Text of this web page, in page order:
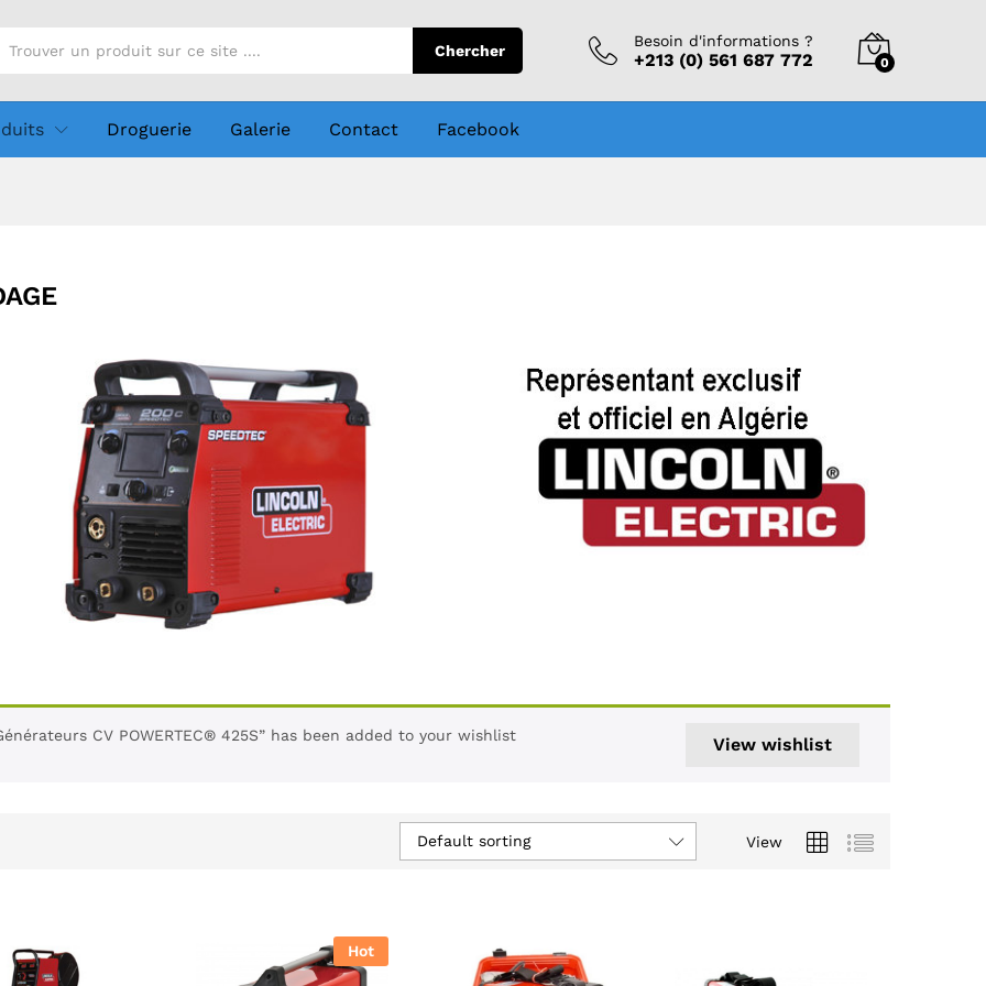
Chercher
Besoin d'informations ?
+213 (0) 561 687 772 0
Droguerie Galerie Contact Facebook
View wishlist
CV POWERTEC® 425S” has been added to your wishlist
View
Default sorting
Hot